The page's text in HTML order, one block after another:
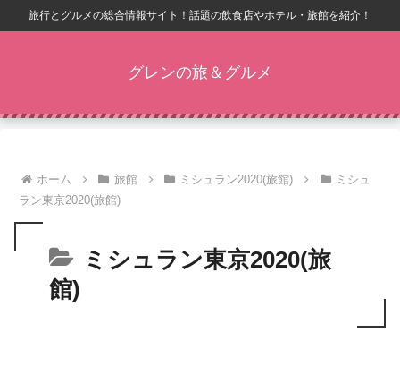
旅行とグルメの総合情報サイト！話題の飲食店やホテル・旅館を紹介！
グレンの旅＆グルメ
ホーム 旅館 ミシュラン2020(旅館)
ミシュ
ラン東京2020(旅館)
ミシュラン東京2020(旅
館)